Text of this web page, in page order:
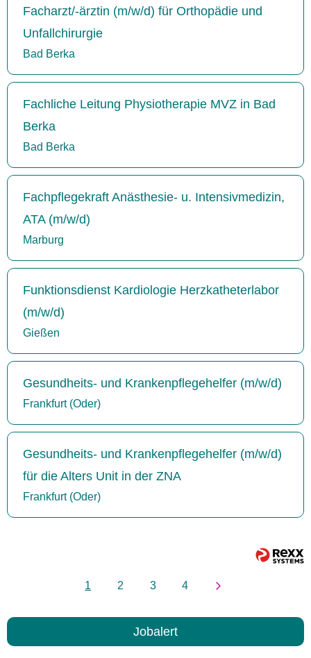
Facharzt/-ärztin (m/w/d) für Orthopädie und
Unfallchirurgie
Bad Berka
Fachliche Leitung Physiotherapie MVZ in Bad
Berka
Bad Berka
Fachpflegekraft Anästhesie- u. Intensivmedizin,
ATA (m/w/d)
Marburg
Funktionsdienst Kardiologie Herzkatheterlabor
(m/w/d)
Gießen
Gesundheits- und Krankenpflegehelfer (m/w/d)
Frankfurt (Oder)
Gesundheits- und Krankenpflegehelfer (m/w/d)
für die Alters Unit in der ZNA
Frankfurt (Oder)
1 2 3 4
Jobalert